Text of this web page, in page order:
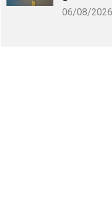
06/08/2026